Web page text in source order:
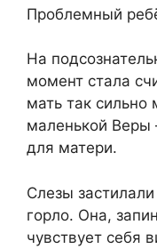
Проблемный
На
момент стала
мать так сильно
маленькой
для матери.
Слезы
горло. Она,
чувствует себя